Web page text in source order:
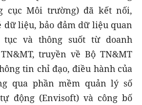
cục Môi trường) đã kết nối,
dữ liệu, bảo đảm dữ liệu quan
và thông suốt từ doanh
truyền về Bộ TN&MT
tin chỉ đạo, điều hành của
qua phần mềm quản lý số
động (Envisoft) và công bố